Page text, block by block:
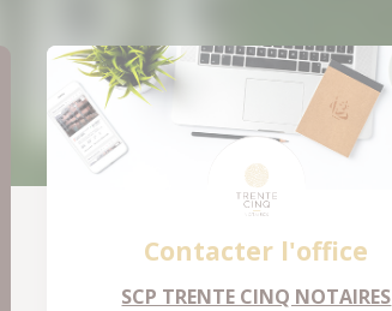
Contacter l'office
SCP TRENTE CINQ NOTAIRES